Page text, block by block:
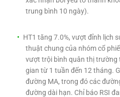
trung bình 10 ngày).
HT1 tăng 7.0%, vượt đỉnh lịch
thuật chung của nhóm cổ
vượt trội bình quân thị trường
gian từ 1 tuần đến 12 tháng.
đường MA, trong đó các
đường dài hạn. Chỉ báo RSI